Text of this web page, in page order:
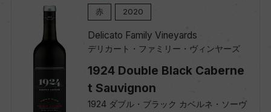
赤 2020
Delicato Family Vineyards
デリカート・ファミリー・ヴィンヤーズ
1924 Double Black Caberne
t Sauvignon
1924 ダブル・ブラック カベルネ・ソーヴ